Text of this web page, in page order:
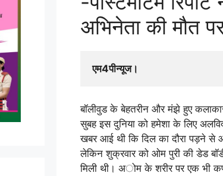
अभिनेता की मौत
एम4पीन्यूज।
बॉलीवुड के बेहतरीन और मंझे हुए
सुबह इस दुनिया को हमेशा के लिए
खबर आई थी कि दिल का दौरा पड़ने से
लेकिन शुक्रवार को ओम पुरी की डेड
मिली थी। अोम के शरीर पर एक भी